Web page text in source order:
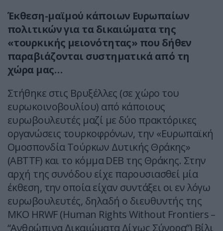
Έκθεση-μαϊμού κάποιων Ευρωπαίων
πολιτικών για τα δικαιώματα της
«τουρκικής μειονότητας» που δήθεν
παραβιάζονται συστηματικά από τη
χώρα μας…
Στήθηκε στις Βρυξέλλες (σε χώρο του
ευρωκοινοβουλίου) από κάποιους
ευρωβουλευτές μαζί με δύο πρακτόρικες
οργανώσεις τουρκοφρόνων, την «Ευρωπαϊκή
Ομοσπονδία Τούρκων Δυτικής Θράκης»
(ABTTF) και το κόμμα DEB της Θράκης. Στην
αρχή της συνόδου είχε παρουσιασθεί μία
έκθεση, την οποία είχαν συντάξει οι εν λόγω
ευρωβουλευτές, δηλαδή ο διευθυντής της
ΜΚΟ HRWF (Human Rights Without Frontiers –
“Ανθρώπινα Δικαιώματα Δίχως Σύνορα”) Βίλι